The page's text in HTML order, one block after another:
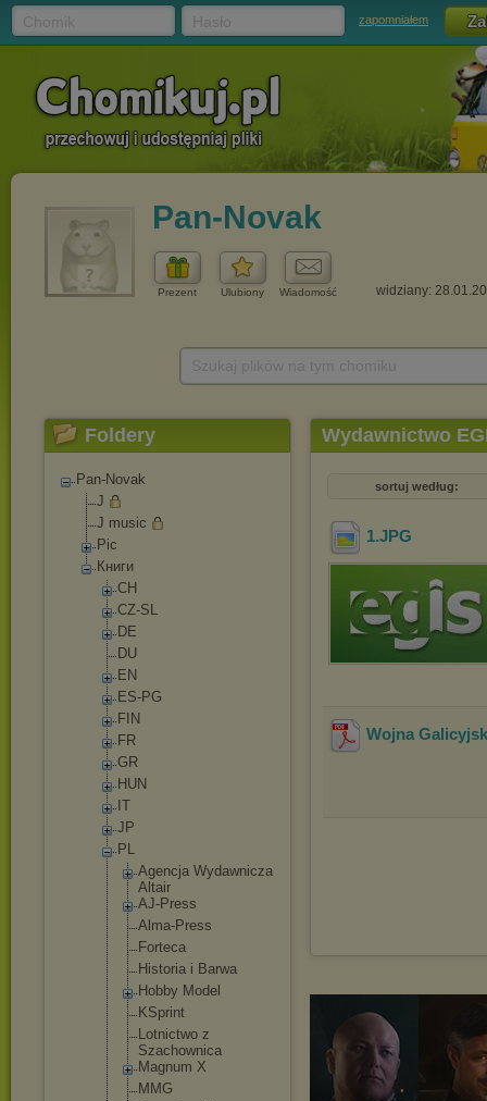
zapomniałem
Pan-Novak
Prezent Ulubiony Wiadomość widziany:
Foldery
Pan-Novak
J
J music
Pic
Книги
CH
CZ-SL
DE
DU
EN
ES-PG
FIN
FR
GR
HUN
IT
JP
PL
Agencja Wydawnicza
Altair
AJ-Press
Alma-Press
Forteca
Historia i Barwa
Hobby Model
KSprint
Lotnictwo z
Szachownica
Magnum X
MMG
Wydawnictwo
sortuj według:
1.JPG
Wojna